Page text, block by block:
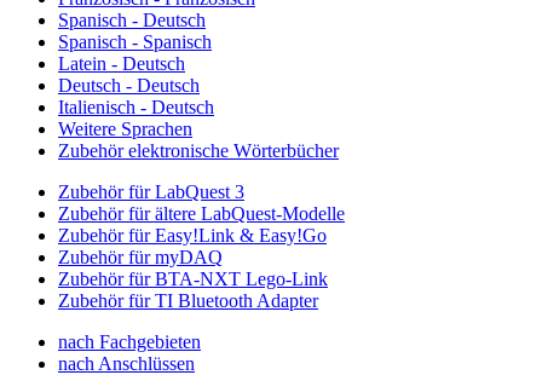
Spanisch - Deutsch
Spanisch - Spanisch
Latein - Deutsch
Deutsch - Deutsch
Italienisch - Deutsch
Weitere Sprachen
Zubehör elektronische Wörterbücher
Zubehör für LabQuest 3
Zubehör für ältere LabQuest-Modelle
Zubehör für Easy!Link & Easy!Go
Zubehör für myDAQ
Zubehör für BTA-NXT Lego-Link
Zubehör für TI Bluetooth Adapter
nach Fachgebieten
nach Anschlüssen